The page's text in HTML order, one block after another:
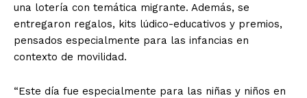
una lotería con temática migrante. Además, se
entregaron regalos, kits lúdico-educativos y premios,
pensados especialmente para las infancias en
contexto de movilidad.
“Este día fue especialmente para las niñas y niños en